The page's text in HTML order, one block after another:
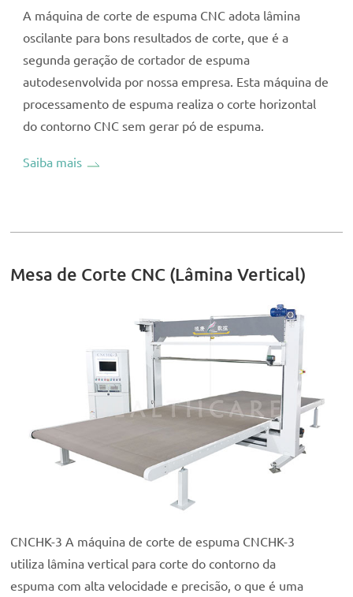
A máquina de corte de espuma CNC adota lâmina
oscilante para bons resultados de corte, que é a
segunda geração de cortador de espuma
autodesenvolvida por nossa empresa. Esta máquina de
processamento de espuma realiza o corte horizontal
do contorno CNC sem gerar pó de espuma.
Saiba mais
Mesa de Corte CNC (Lâmina Vertical)
CNCHK-3 A máquina de corte de espuma CNCHK-3
utiliza lâmina vertical para corte do contorno da
espuma com alta velocidade e precisão, o que é uma